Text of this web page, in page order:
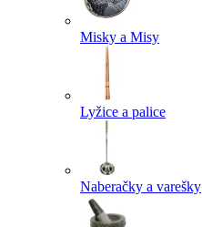
Misky a Misy
Lyžice a palice
Naberačky a varešky